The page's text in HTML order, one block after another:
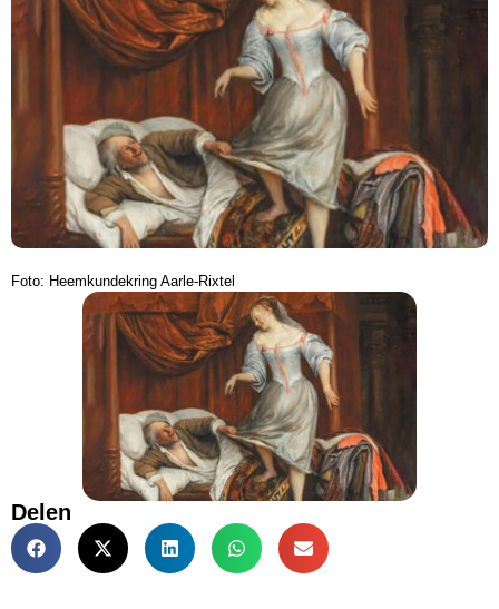
Foto: Heemkundekring Aarle-Rixtel
Delen